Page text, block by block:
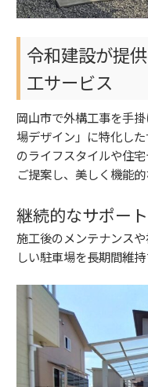
令和建設が提
工サービス
岡山市で外構工事を手
場デザイン」に特化し
のライフスタイルや住
ご提案し、美しく機能的
継続的なサポー
施工後のメンテナンス
しい駐車場を長期間維